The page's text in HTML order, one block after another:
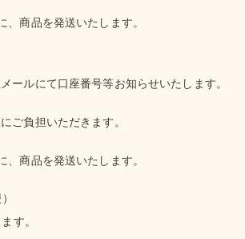
、商品を発送いたします。
ールにて口座番号等お知らせいたします。
ご負担いただきます。
、商品を発送いたします。
す。